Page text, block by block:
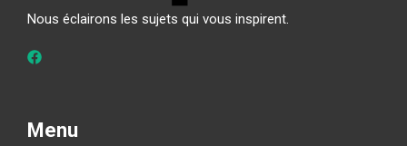
Nous éclairons les sujets qui vous inspirent.
Menu